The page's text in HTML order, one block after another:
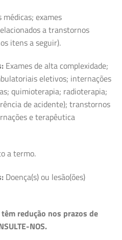
médicas; exames
a transtornos
itens a seguir).
Exames de alta complexidade;
eletivos; internações
quimioterapia; radioterapia;
de acidente); transtornos
e terapêutica
a termo.
Doença(s) ou lesão(ões)
redução nos prazos de
NOS.